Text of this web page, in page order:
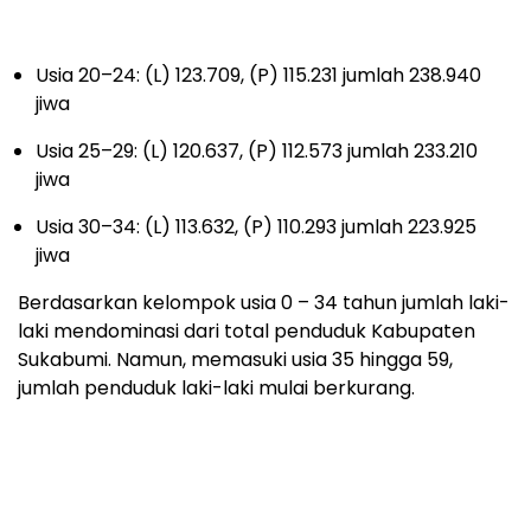
Usia 20–24: (L) 123.709, (P) 115.231 jumlah 238.940
jiwa
Usia 25–29: (L) 120.637, (P) 112.573 jumlah 233.210
jiwa
Usia 30–34: (L) 113.632, (P) 110.293 jumlah 223.925
jiwa
Berdasarkan kelompok usia 0 – 34 tahun jumlah laki-
laki mendominasi dari total penduduk Kabupaten
Sukabumi. Namun, memasuki usia 35 hingga 59,
jumlah penduduk laki-laki mulai berkurang.